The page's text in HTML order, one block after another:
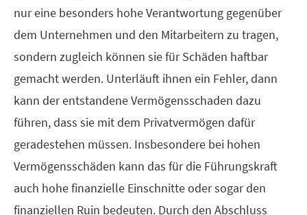
nur eine besonders hohe Verantwortung gegenüber
dem Unternehmen und den Mitarbeitern zu tragen,
sondern zugleich können sie für Schäden haftbar
gemacht werden. Unterläuft ihnen ein Fehler, dann
kann der entstandene Vermögensschaden dazu
führen, dass sie mit dem Privatvermögen dafür
geradestehen müssen. Insbesondere bei hohen
Vermögensschäden kann das für die Führungskraft
auch hohe finanzielle Einschnitte oder sogar den
finanziellen Ruin bedeuten. Durch den Abschluss